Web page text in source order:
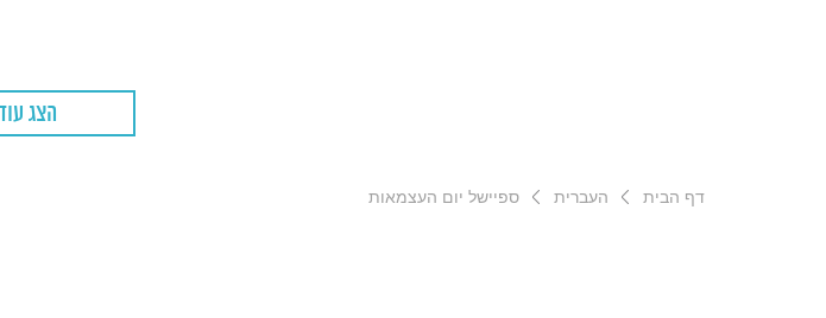
הצג
דף הבית העברית ספיישל יום העצמאות